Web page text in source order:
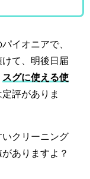
イオニアで、
て、明後日届
スグに使える使
定評がありま
クリーニング
ありますよ？